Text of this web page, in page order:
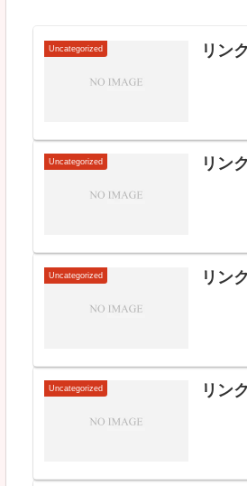
Uncategorized リン
Uncategorized リン
Uncategorized リン
Uncategorized リン